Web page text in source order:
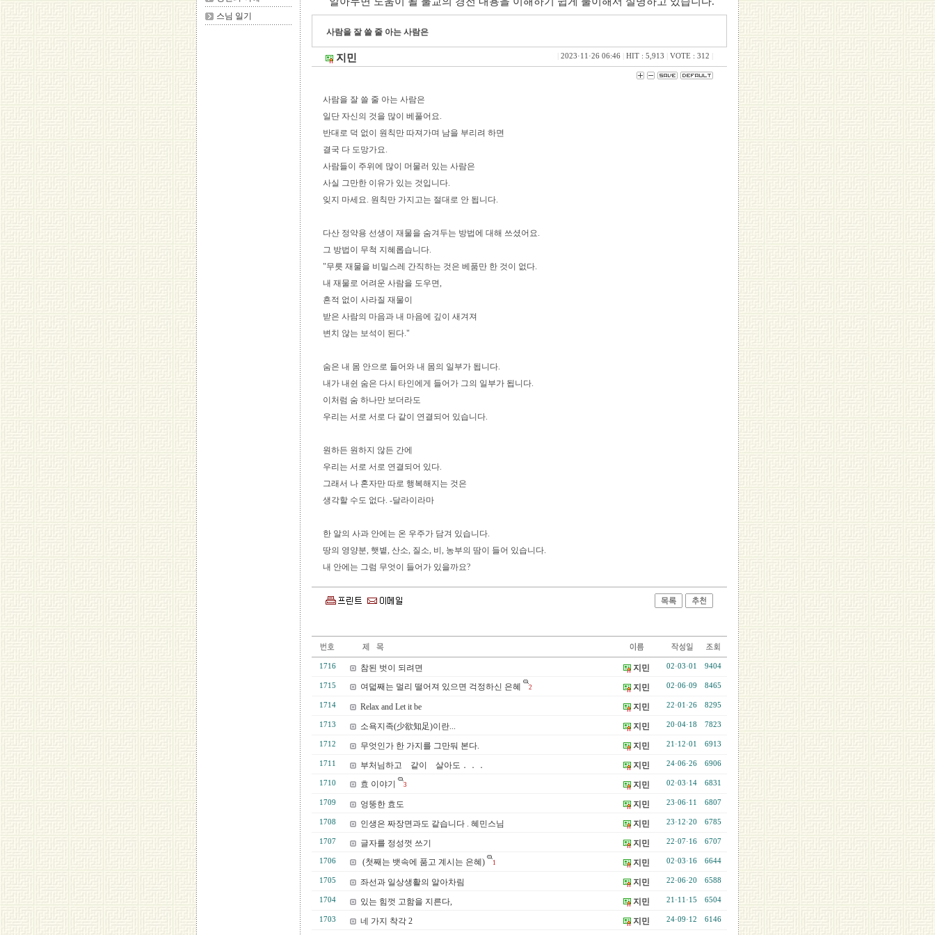
스님 일기
사람을 잘 쓸 줄 아는 사람은
지민 2023·11·26 06:46 HIT : 5,913 VOTE : 312
사람을 잘 쓸 줄 아는 사람은
일단 자신의 것을 많이 베풀어요.
반대로 덕 없이 원칙만 따져가며 남을 부리려 하면
결국 다 도망가요.
사람들이 주위에 많이 머물러 있는 사람은
사실 그만한 이유가 있는 것입니다.
잊지 마세요. 원칙만 가지고는 절대로 안 됩니다.
다산 정약용 선생이 재물을 숨겨두는 방법에 대해 쓰셨어요.
그 방법이 무척 지혜롭습니다.
"무릇 재물을 비밀스레 간직하는 것은 베품만 한 것이 없다.
내 재물로 어려운 사람을 도우면,
흔적 없이 사라질 재물이
받은 사람의 마음과 내 마음에 깊이 새겨져
변치 않는 보석이 된다."
숨은 내 몸 안으로 들어와 내 몸의 일부가 됩니다.
내가 내쉰 숨은 다시 타인에게 들어가 그의 일부가 됩니다.
이처럼 숨 하나만 보더라도
우리는 서로 서로 다 같이 연결되어 있습니다.
원하든 원하지 않든 간에
우리는 서로 서로 연결되어 있다.
그래서 나 혼자만 따로 행복해지는 것은
생각할 수도 없다. -달라이라마
한 알의 사과 안에는 온 우주가 담겨 있습니다.
땅의 영양분, 햇볕, 산소, 질소, 비, 농부의 땀이 들어 있습니다.
내 안에는 그럼 무엇이 들어가 있을까요?
1716 참된 벗이 되려면 지민 02·03·01 9404
1715 여덟째는 멀리 떨어져 있으면 걱정하신 은혜 2 지민 02·06·09 8465
1714 Relax and Let it be 지민 22·01·26 8295
1713 소욕지족(少欲知足)이란... 지민 20·04·18 7823
1712 무엇인가 한 가지를 그만둬 본다. 지민 21·12·01 6913
1711 부처님하고 같이 살아도．．． 지민 24·06·26 6906
1710 효 이야기 3 지민 02·03·14 6831
1709 엉뚱한 효도 지민 23·06·11 6807
1708 인생은 짜장면과도 같습니다 . 혜민스님 지민 23·12·20 6785
1707 글자를 정성껏 쓰기 지민 22·07·16 6707
1706 (첫째는 뱃속에 품고 계시는 은혜) 1 지민 02·03·16 6644
1705 좌선과 일상생활의 알아차림 지민 22·06·20 6588
1704 있는 힘껏 고함을 지른다, 지민 21·11·15 6504
1703 네 가지 착각 2 지민 24·09·12 6146